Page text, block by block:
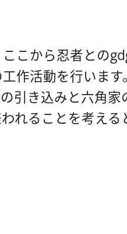
こから忍者との
作活動を行いま
引き込みと六角
れることを考え